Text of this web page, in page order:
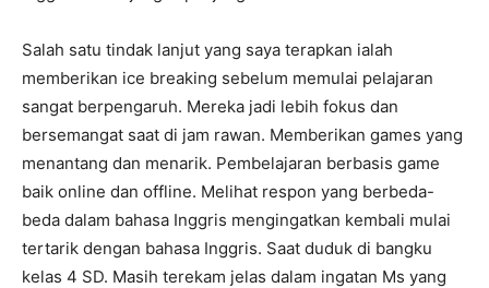
Salah satu tindak lanjut yang saya terapkan ialah
memberikan ice breaking sebelum memulai pelajaran
sangat berpengaruh. Mereka jadi lebih fokus dan
bersemangat saat di jam rawan. Memberikan games yang
menantang dan menarik. Pembelajaran berbasis game
baik online dan offline. Melihat respon yang berbeda-
beda dalam bahasa Inggris mengingatkan kembali mulai
tertarik dengan bahasa Inggris. Saat duduk di bangku
kelas 4 SD. Masih terekam jelas dalam ingatan Ms yang